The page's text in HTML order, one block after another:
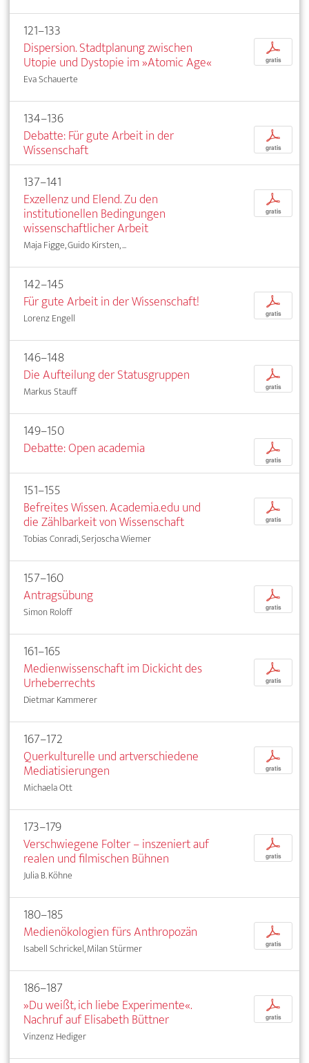
121–133
Dispersion. Stadtplanung zwischen
Utopie und Dystopie im »Atomic Age«
Eva Schauerte
p
gratis
134–136
Debatte: Für gute Arbeit in der
Wissenschaft
p
gratis
137–141
Exzellenz und Elend. Zu den
institutionellen Bedingungen
wissenschaftlicher Arbeit
Maja Figge, Guido Kirsten, ...
p
gratis
142–145
Für gute Arbeit in der Wissenschaft!
Lorenz Engell
p
gratis
146–148
Die Aufteilung der Statusgruppen
Markus Stauff
p
gratis
149–150
Debatte: Open academia
p
gratis
151–155
Befreites Wissen. Academia.edu und
die Zählbarkeit von Wissenschaft
Tobias Conradi, Serjoscha Wiemer
p
gratis
157–160
Antragsübung
Simon Roloff
p
gratis
161–165
Medienwissenschaft im Dickicht des
Urheberrechts
Dietmar Kammerer
p
gratis
167–172
Querkulturelle und artverschiedene
Mediatisierungen
Michaela Ott
p
gratis
173–179
Verschwiegene Folter – inszeniert auf
realen und filmischen Bühnen
Julia B. Köhne
p
gratis
180–185
Medienökologien fürs Anthropozän
Isabell Schrickel, Milan Stürmer
p
gratis
186–187
»Du weißt, ich liebe Experimente«.
Nachruf auf Elisabeth Büttner
Vinzenz Hediger
p
gratis